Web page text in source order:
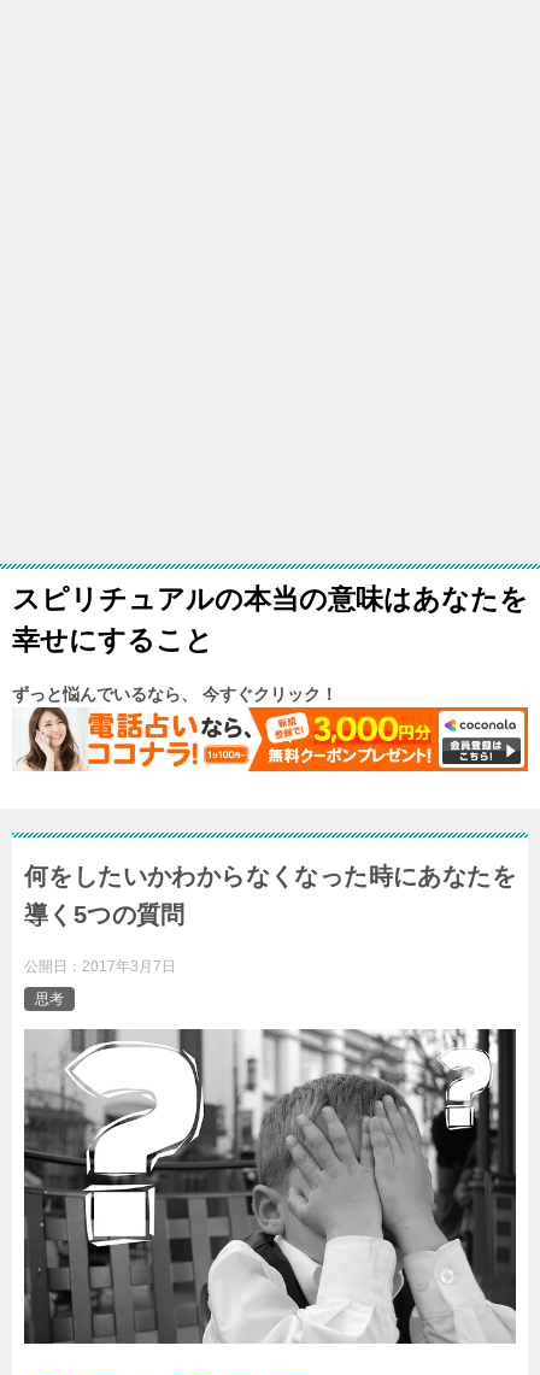
スピリチュアルの本当の意味はあなたを
幸せにすること
ずっと悩んでいるなら、 今すぐクリック！
何をしたいかわからなくなった時にあなたを
導く5つの質問
公開日： 2017年3月7日
思考